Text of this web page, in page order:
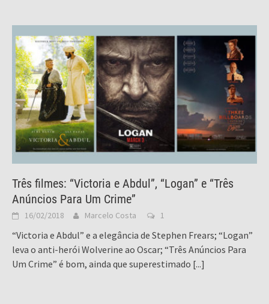
Três filmes: “Victoria e Abdul”, “Logan” e “Três
Anúncios Para Um Crime”
16/02/2018 Marcelo Costa 1
“Victoria e Abdul” e a elegância de Stephen Frears; “Logan”
leva o anti-herói Wolverine ao Oscar; “Três Anúncios Para
Um Crime” é bom, ainda que superestimado [...]